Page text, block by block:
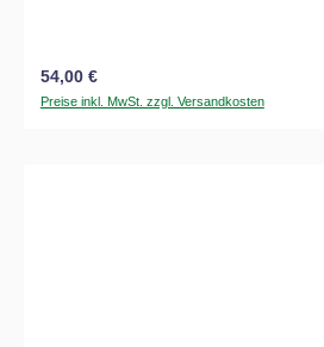
Regulärer Preis:
54,00 €
Preise inkl. MwSt. zzgl. Versandkosten